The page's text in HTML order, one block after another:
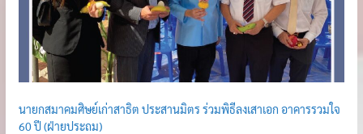
นายกสมาคมศิษย์เก่าสาธิต ประสานมิตร ร่วมพิธีลงเสาเอก อาคารรวมใจ
60 ปี (ฝ่ายประถม)